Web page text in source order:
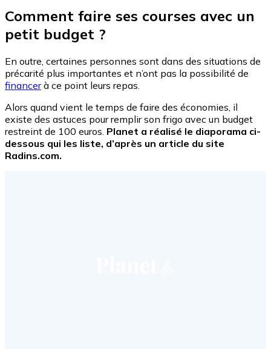
Comment faire ses courses avec un
petit budget ?
En outre, certaines personnes sont dans des situations de
précarité plus importantes et n’ont pas la possibilité de
financerà ce point leurs repas.
Alors quand vient le temps de faire des économies, il
existe des astuces pour remplir son frigo avec un budget
restreint de 100 euros. Planet a réalisé le diaporama ci-
dessous qui les liste, d’après un article du site
Radins.com.